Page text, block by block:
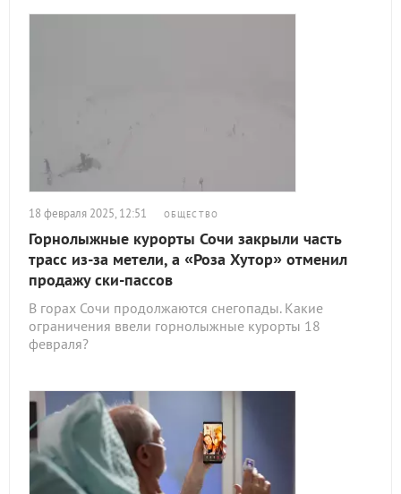
18 февраля 2025, 12:51 ОБЩЕСТВО
Горнолыжные курорты Сочи закрыли часть
трасс из-за метели, а «Роза Хутор» отменил
продажу ски-пассов
В горах Сочи продолжаются снегопады. Какие
ограничения ввели горнолыжные курорты 18
февраля?